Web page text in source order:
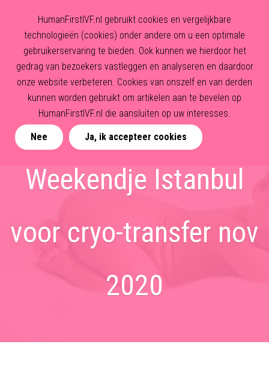
Weekendje Istanbul
voor cryo-transfer nov
2020
HumanFirstIVF.nl gebruikt cookies en vergelijkbare
technologieën (cookies) onder andere om u een optimale
gebruikerservaring te bieden. Ook kunnen we hierdoor het
gedrag van bezoekers vastleggen en analyseren en daardoor
onze website verbeteren. Cookies van onszelf en van derden
kunnen worden gebruikt om artikelen aan te bevelen op
HumanFirstIVF.nl die aansluiten op uw interesses.
Nee Ja, ik accepteer cookies